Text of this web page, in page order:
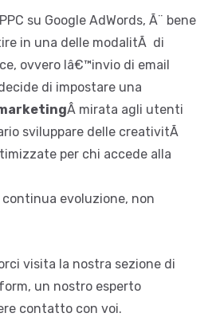
su Google AdWords, Ã¨ bene
in una delle modalitÃ di
ovvero lâ€™invio di email
di impostare una
Â mirata agli utenti
sviluppare delle creativitÃ
per chi accede alla
continua evoluzione, non
visita la nostra sezione di
un nostro esperto
contatto con voi.